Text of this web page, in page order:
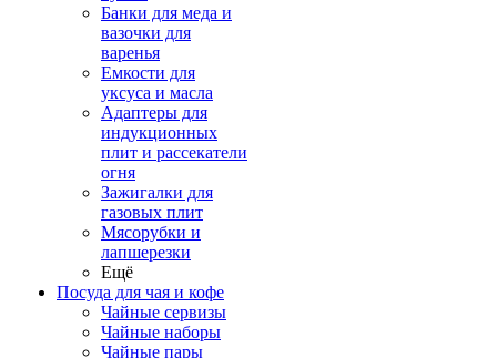
Банки для меда и
вазочки для
варенья
Емкости для
уксуса и масла
Адаптеры для
индукционных
плит и рассекатели
огня
Зажигалки для
газовых плит
Мясорубки и
лапшерезки
Ещё
Посуда для чая и кофе
Чайные сервизы
Чайные наборы
Чайные пары